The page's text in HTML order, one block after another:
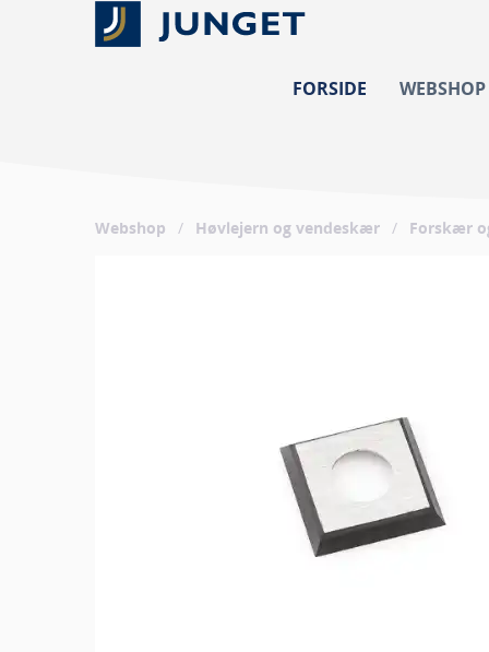
FORSIDE WEBSHOP
Webshop / Høvlejern og vendeskær / Forskær